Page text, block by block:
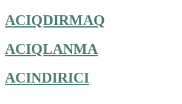
ACIQDIRMAQ
ACIQLANMA
ACINDIRICI